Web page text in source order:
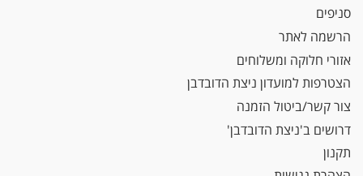
סניפים
הרשמה לאתר
אזורי חלוקה ומשלוחים
הצטרפות למועדון ניצת הדובדבן
צור קשר/ביטול הזמנה
דרושים ב'ניצת הדובדבן'
תקנון